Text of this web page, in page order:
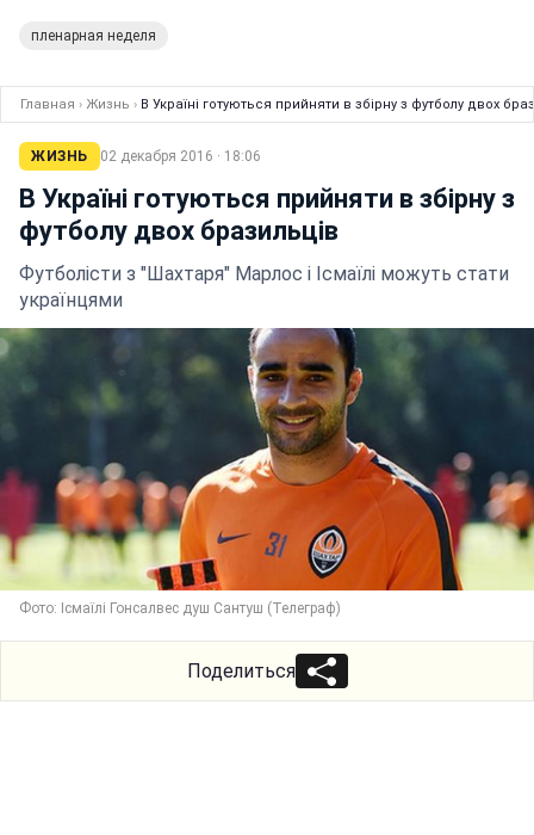
пленарная неделя
Главная › Жизнь › В Україні готуються прийняти в збірну з футболу двох
ЖИЗНЬ 02 декабря 2016 · 18:06
В Україні готуються прийняти в збірну з
футболу двох бразильців
Футболісти з "Шахтаря" Марлос і Ісмаїлі можуть стати
українцями
Фото: Ісмаїлі Гонсалвес душ Сантуш (Телеграф)
Поделиться